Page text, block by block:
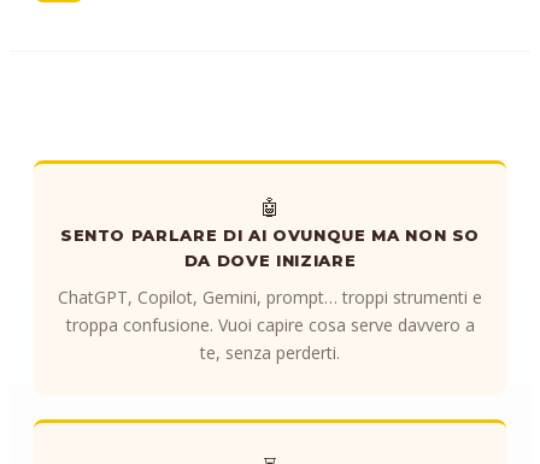
🤖
SENTO PARLARE DI AI OVUNQUE MA NON SO
DA DOVE INIZIARE
ChatGPT, Copilot, Gemini, prompt… troppi strumenti e
troppa confusione. Vuoi capire cosa serve davvero a
te, senza perderti.